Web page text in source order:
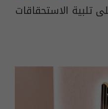
تلبية الاستحقاقات